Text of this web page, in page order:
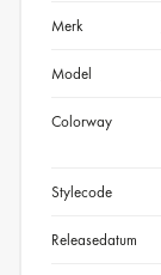
Merk
Model
Colorway
Stylecode
Releasedatum